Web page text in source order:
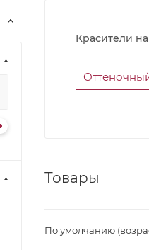
Красители
Товары
По умолчанию